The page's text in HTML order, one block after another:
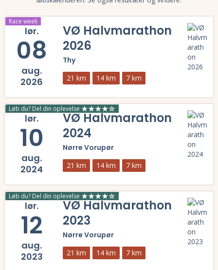
Race week
lør.
08
aug.
2026
VØ Halvmarathon
2026
Thy
21 km 14 km 7 km
Løb du? Del din oplevelse
lør.
10
aug.
2024
VØ Halvmarathon
2024
Nørre Vorupør
21 km 14 km 7 km
Løb du? Del din oplevelse
lør.
12
aug.
2023
VØ Halvmarathon
2023
Nørre Vorupør
21 km 14 km 7 km